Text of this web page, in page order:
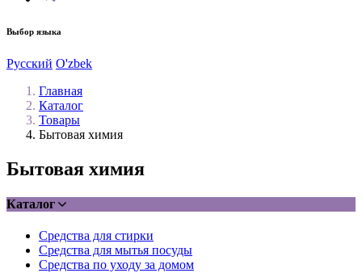
Выбор языка
Русский O'zbek
Главная
Каталог
Товары
Бытовая химия
Бытовая химия
Каталог
Средства для стирки
Средства для мытья посуды
Средства по уходу за домом